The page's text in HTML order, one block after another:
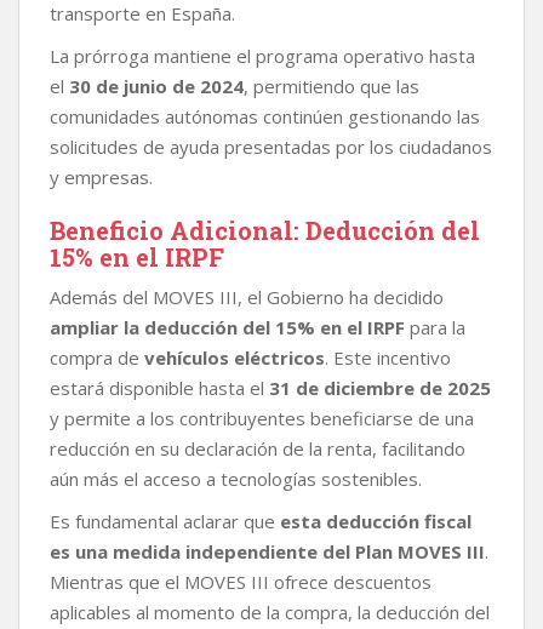
transporte en España.
La prórroga mantiene el programa operativo hasta
el 30 de junio de 2024, permitiendo que las
comunidades autónomas continúen gestionando las
solicitudes de ayuda presentadas por los ciudadanos
y empresas.
Beneficio Adicional: Deducción del
15% en el IRPF
Además del MOVES III, el Gobierno ha decidido
ampliar la deducción del 15% en el IRPF para la
compra de vehículos eléctricos. Este incentivo
estará disponible hasta el 31 de diciembre de 2025
y permite a los contribuyentes beneficiarse de una
reducción en su declaración de la renta, facilitando
aún más el acceso a tecnologías sostenibles.
Es fundamental aclarar que esta deducción fiscal
es una medida independiente del Plan MOVES III.
Mientras que el MOVES III ofrece descuentos
aplicables al momento de la compra, la deducción del